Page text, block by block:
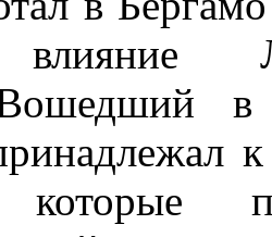
влияние
в
которые